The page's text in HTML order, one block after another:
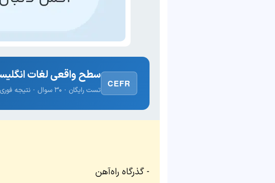
CEFR
سطح واقعی لغات
تست رایگان · ۳۰ سوال · نتیجه فوری
گذرگاه راه‌آهن